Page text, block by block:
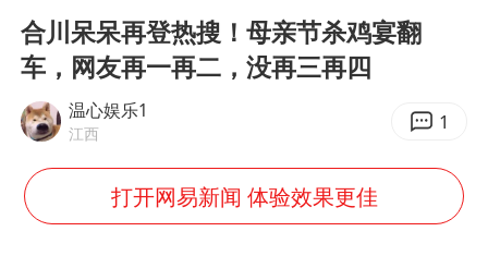
牛津大学一纸声明甩不了锅
包文婧：二胎很难一碗水端平
浙江台州《告全体市民书》
合川呆呆再登热搜！母亲节杀鸡宴翻
车，网友再一再二，没再三再四
温心娱乐1
江西 1
打开网易新闻 体验效果更佳